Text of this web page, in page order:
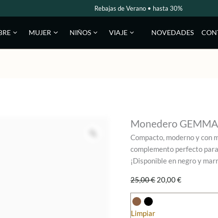
Rebajas de Verano • hasta 30%
MUJER NIÑOS VIAJE NOVEDADES
Monedero GEMMA
Compacto, moderno y con
complemento perfecto
¡Disponible en negro y
25,00€ El
precio
20,00€El
precio
Limpiar